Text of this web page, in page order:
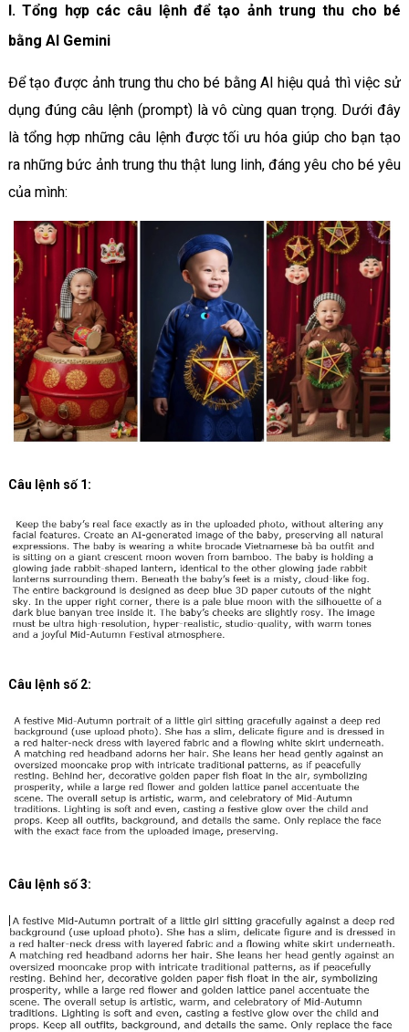
I. Tổng hợp các câu lệnh để tạo ảnh trung thu cho bé
bằng AI Gemini
Để tạo được ảnh trung thu cho bé bằng AI hiệu quả thì việc sử
dụng đúng câu lệnh (prompt) là vô cùng quan trọng. Dưới đây
là tổng hợp những câu lệnh được tối ưu hóa giúp cho bạn tạo
ra những bức ảnh trung thu thật lung linh, đáng yêu cho bé yêu
của mình:
Câu lệnh số 1:
Câu lệnh số 2:
Câu lệnh số 3: